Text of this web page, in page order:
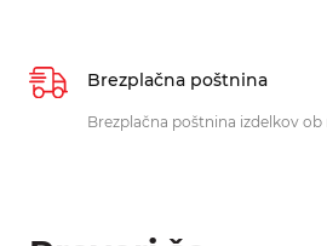
Brezplačna poštnina
Brezplačna poštnina izdelkov ob